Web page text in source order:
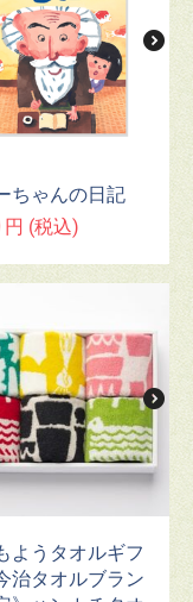
ちゃんの日記
円 (税込)
ようタオルギフ
治タオルブラン